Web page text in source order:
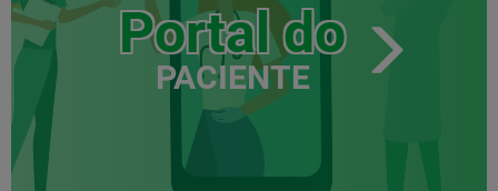
Portal do
PACIENTE